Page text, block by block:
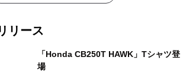
リース
「Honda CB250T HAWK」Tシャツ登
場